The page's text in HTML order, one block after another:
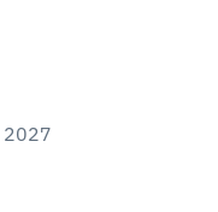
2027